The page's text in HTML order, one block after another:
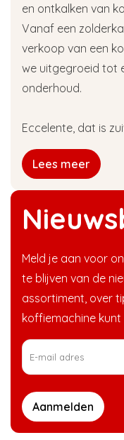
Meld je aan voor
te blijven van de
assortiment, over
koffiemachine kunt
Aanmelden
en ontkalken van
Vanaf een
verkoop van een
we uitgegroeid tot
onderhoud.
Eccelente, dat is
Lees meer